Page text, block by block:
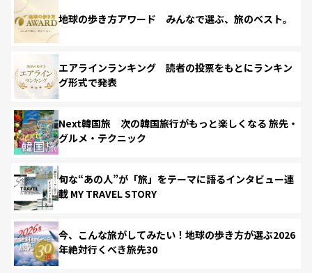
地球の歩き方アワード みんなで選ぶ、旅のベスト。
エアラインランキング 読者の投票をもとにランキン
グ形式で発表
Next韓国旅 次の韓国旅行がもっと楽しくなる 旅先・
グルメ・テクニック
旬な“あの人”が「旅」をテーマに語るインタビュー連
載 MY TRAVEL STORY
今、こんな旅がしてみたい！地球の歩き方が選ぶ2026
年絶対行くべき旅先30